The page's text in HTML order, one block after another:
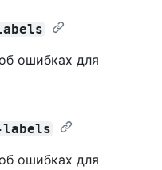
ошибках для
ошибках для